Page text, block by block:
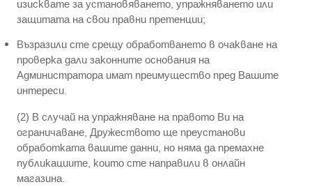
изисквате за установяването, упражняването или
защитата на свои правни претенции;
Възразили сте срещу обработването в очакване на
проверка дали законните основания на
Администратора имат преимущество пред Вашите
интереси.
(2) В случай на упражняване на правото Ви на
ограничаване, Дружеството ще преустанови
обработката вашите данни, но няма да премахне
публикациите, които сте направили в онлайн
магазина.